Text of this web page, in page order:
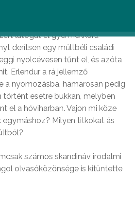
látogat el gyermekkora
derítsen egy múltbéli családi
nyolcévesen tűnt el, és azóta
Erlendur a rá jellemző
a nyomozásba, hamarosan pedig
történt esetre bukkan, melyben
el a hóviharban. Vajon mi köze
egymáshoz? Milyen titkokat ás
számos skandináv irodalmi
olvasóközönsége is kitüntette